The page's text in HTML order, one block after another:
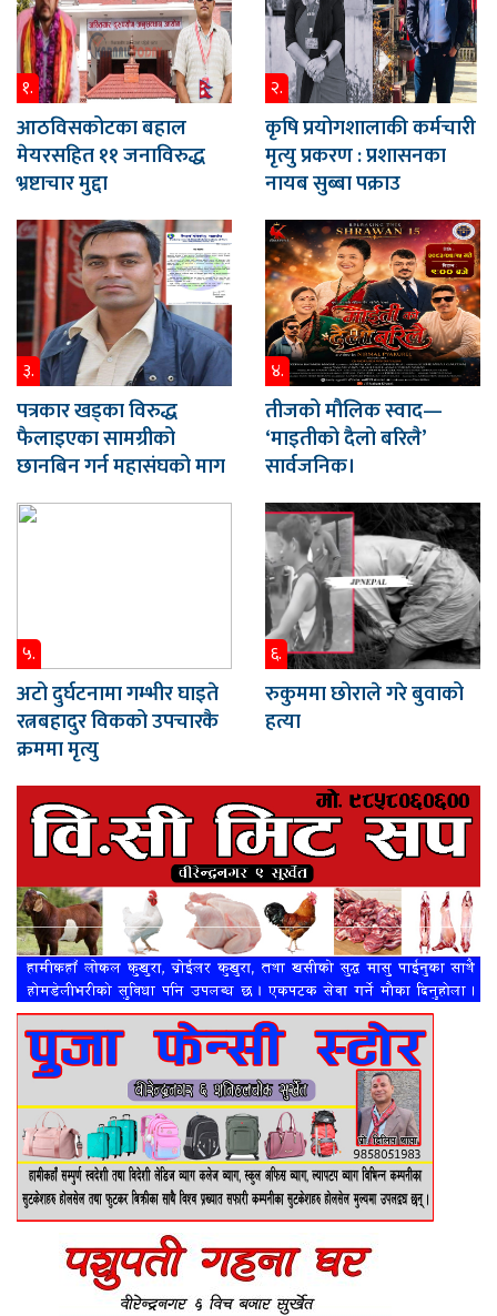
१.
आठविसकोटका बहाल
मेयरसहित ११ जनाविरुद्ध
भ्रष्टाचार मुद्दा
२.
कृषि प्रयोगशालाकी कर्मचारी
मृत्यु प्रकरण : प्रशासनका
नायब सुब्बा पक्राउ
३.
पत्रकार खड्का विरुद्ध
फैलाइएका सामग्रीको
छानबिन गर्न महासंघको माग
४.
तीजको मौलिक स्वाद—
‘माइतीको दैलो बरिलै’
सार्वजनिक।
५.
अटो दुर्घटनामा गम्भीर घाइते
रत्नबहादुर विकको उपचारकै
क्रममा मृत्यु
६.
रुकुममा छोराले गरे बुवाको
हत्या